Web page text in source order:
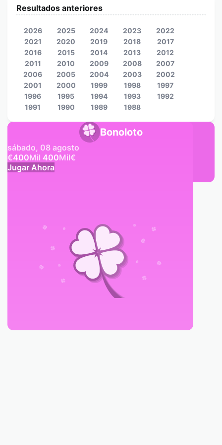
Bonoloto
sábado, 08 agosto
€400Mil 400Mil€
Jugar Ahora
Resultados anteriores
2026 2025 2024 2023
2022
2021
2020 2019 2018
2017
2016
2015 2014 2013
2012
2011
2010 2009 2008
2007
2006
2005 2004 2003
2002
2001
2000 1999 1998
1997
1996
1995 1994 1993
1992
1991
1990 1989 1988